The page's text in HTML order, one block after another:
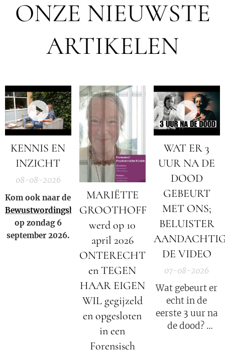
ONZE NIEUWSTE
ARTIKELEN
KENNIS EN
INZICHT
08-08-2026
Kom ook naar de
Bewustwordingsbeurs
op zondag 6
september 2026.
MARIËTTE
GROOTHOFF
werd op 10
april 2026
ONTERECHT
en TEGEN
HAAR EIGEN
WIL gegijzeld
en opgesloten
in een
Forensisch
WAT ER 3
UUR NA DE
DOOD
GEBEURT
MET ONS;
BELUISTER
DE VIDEO
07-08-2026
Wat gebeurt er
echt in de
eerste 3 uur na
de dood?